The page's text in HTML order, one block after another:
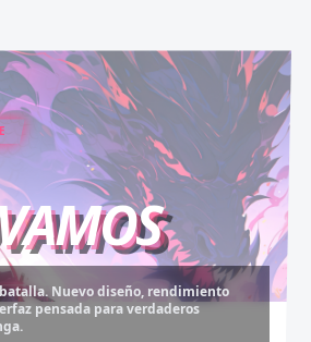
Nuevo diseño, rendimiento
pensada para verdaderos
legendarios. Recarga tus monedas
más exclusivo sin límites.
Experiencia sin anuncios,
acceso anticipado.